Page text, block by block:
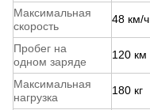
Максимальная
скорость
48 км/ч
Пробег на
одном заряде
120 км
Максимальная
нагрузка
180 кг